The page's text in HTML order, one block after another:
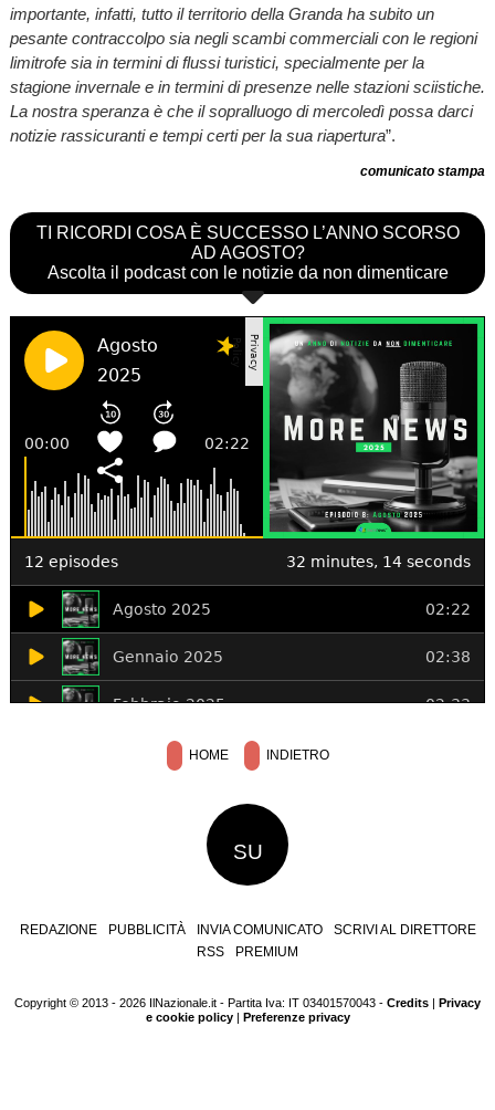
importante, infatti, tutto il territorio della Granda ha subito un
pesante contraccolpo sia negli scambi commerciali con le regioni
limitrofe sia in termini di flussi turistici, specialmente per la
stagione invernale e in termini di presenze nelle stazioni sciistiche.
La nostra speranza è che il sopralluogo di mercoledì possa darci
notizie rassicuranti e tempi certi per la sua riapertura”.
comunicato stampa
TI RICORDI COSA È SUCCESSO L’ANNO SCORSO
AD AGOSTO?
Ascolta il podcast con le notizie da non dimenticare
HOME INDIETRO
SU
REDAZIONE PUBBLICITÀ INVIA COMUNICATO
SCRIVI AL DIRETTORE
RSS
PREMIUM
Copyright © 2013 - 2026 IlNazionale.it - Partita Iva: IT 03401570043 - Credits | Privacy
e cookie policy| Preferenze privacy